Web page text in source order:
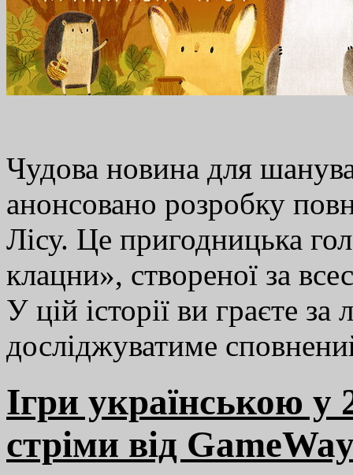
Чудова новина для
анонсовано розробку
Лісу. Це пригодницька
клацни», створеної за
У цій історії ви граєте
досліджуватиме
Ігри українською у
стріми від